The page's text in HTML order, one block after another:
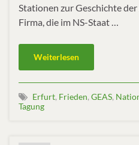
Stationen zur Geschichte
Firma, die im NS-Staat …
Weiterlesen
Erfurt, Frieden,GEAS,
Tagung